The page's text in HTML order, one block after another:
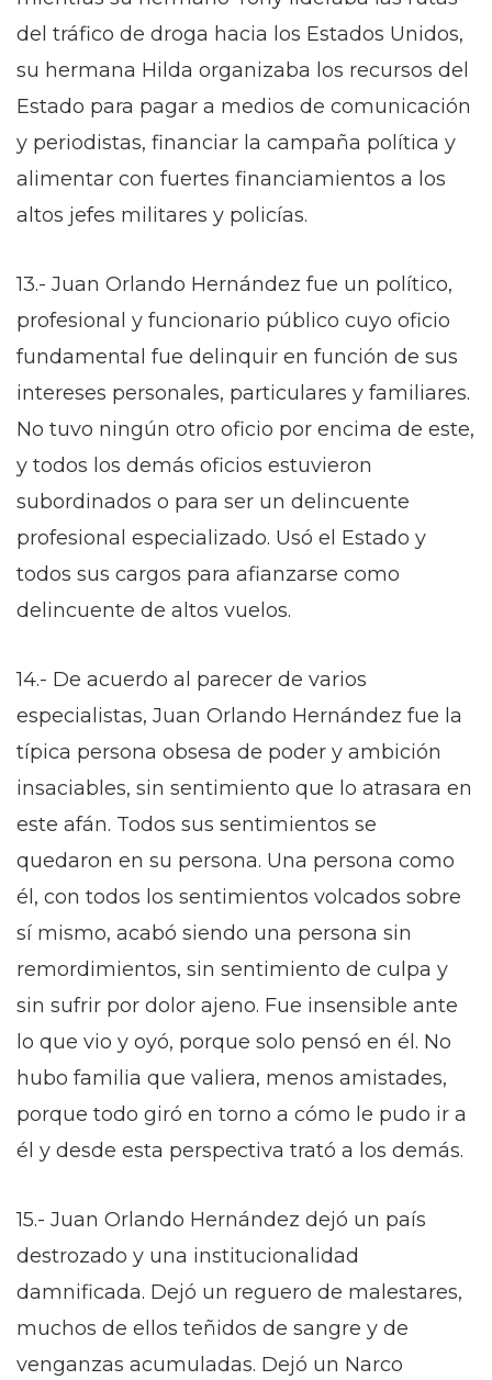
del tráfico de droga hacia los Estados Unidos,
su hermana Hilda organizaba los recursos del
Estado para pagar a medios de comunicación
y periodistas, financiar la campaña política y
alimentar con fuertes financiamientos a los
altos jefes militares y policías.
13.- Juan Orlando Hernández fue un político,
profesional y funcionario público cuyo oficio
fundamental fue delinquir en función de sus
intereses personales, particulares y familiares.
No tuvo ningún otro oficio por encima de este,
y todos los demás oficios estuvieron
subordinados o para ser un delincuente
profesional especializado. Usó el Estado y
todos sus cargos para afianzarse como
delincuente de altos vuelos.
14.- De acuerdo al parecer de varios
especialistas, Juan Orlando Hernández fue la
típica persona obsesa de poder y ambición
insaciables, sin sentimiento que lo atrasara en
este afán. Todos sus sentimientos se
quedaron en su persona. Una persona como
él, con todos los sentimientos volcados sobre
sí mismo, acabó siendo una persona sin
remordimientos, sin sentimiento de culpa y
sin sufrir por dolor ajeno. Fue insensible ante
lo que vio y oyó, porque solo pensó en él. No
hubo familia que valiera, menos amistades,
porque todo giró en torno a cómo le pudo ir a
él y desde esta perspectiva trató a los demás.
15.- Juan Orlando Hernández dejó un país
destrozado y una institucionalidad
damnificada. Dejó un reguero de malestares,
muchos de ellos teñidos de sangre y de
venganzas acumuladas. Dejó un Narco